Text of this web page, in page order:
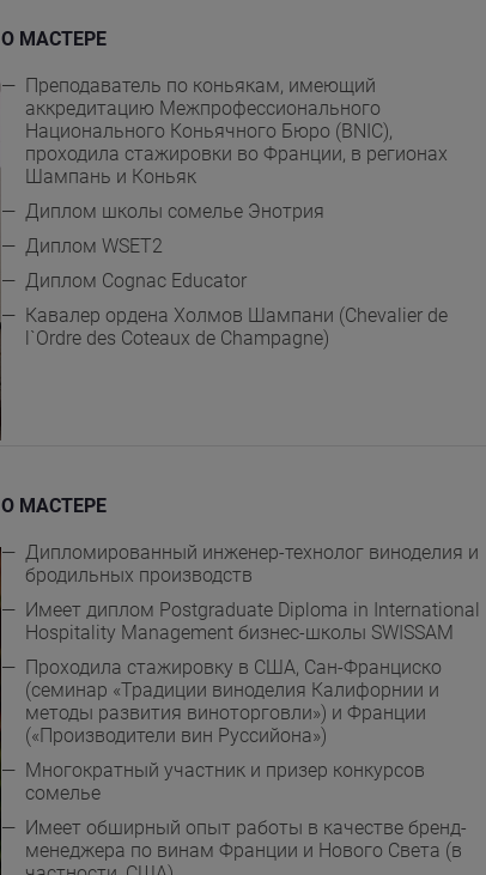
О МАСТЕРЕ
Преподаватель по коньякам, имеющий
аккредитацию Межпрофессионального
Национального Коньячного Бюро (BNIC),
проходила стажировки во Франции, в регионах
Шампань и Коньяк
Диплом школы сомелье Энотрия
Диплом WSET2
Диплом Cognac Educator
Кавалер ордена Холмов Шампани (Chevalier de
l`Ordre des Coteaux de Champagne)
О МАСТЕРЕ
Дипломированный инженер-технолог виноделия и
бродильных производств
Имеет диплом Postgraduate Diploma in International
Hospitality Management бизнес-школы SWISSAM
Проходила стажировку в США, Сан-Франциско
(семинар «Традиции виноделия Калифорнии и
методы развития виноторговли») и Франции
(«Производители вин Руссийона»)
Многократный участник и призер конкурсов
сомелье
Имеет обширный опыт работы в качестве бренд-
менеджера по винам Франции и Нового Света (в